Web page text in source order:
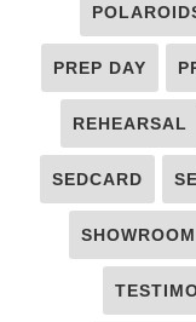
PREP DAY
REHEARSAL
SEDCARD
SHOWROOM